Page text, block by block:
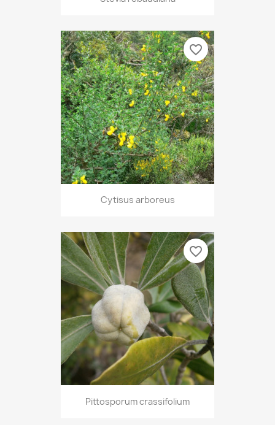
Cytisus arboreus
favorite_border
Pittosporum crassifolium
favorite_border